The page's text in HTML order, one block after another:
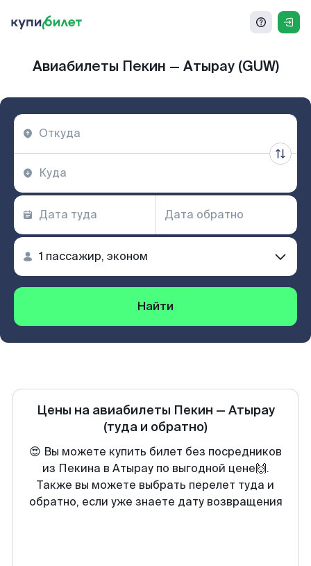
Авиабилеты Пекин — Атырау (GUW)
Найти
Цены на авиабилеты Пекин — Атырау
(туда и обратно)
😍 Вы можете купить билет без посредников
из Пекина в Атырау по выгодной цене🙌.
Также вы можете выбрать перелет туда и
обратно, если уже знаете дату возвращения